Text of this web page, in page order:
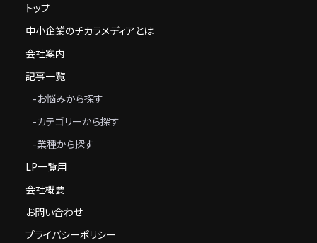
トップ
中小企業のチカラメディアとは
会社案内
記事一覧
-お悩みから探す
-カテゴリーから探す
-業種から探す
LP一覧用
会社概要
お問い合わせ
プライバシーポリシー